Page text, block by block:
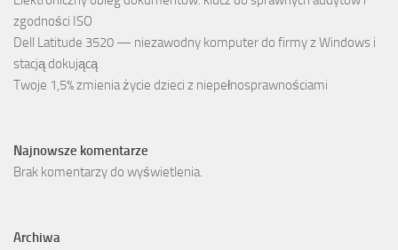
zgodności ISO
Dell Latitude 3520 — niezawodny komputer do firmy z Windows i
stacją dokującą
Twoje 1,5% zmienia życie dzieci z niepełnosprawnościami
Najnowsze komentarze
Brak komentarzy do wyświetlenia.
Archiwa